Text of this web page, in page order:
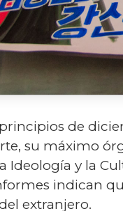
de
su máximo
Ideología y la
indican
extranjero.